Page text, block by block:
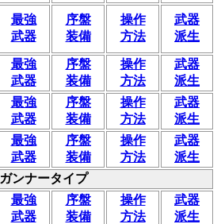
最強
武器
序盤
装備
操作
方法
武器
派生
最強
武器
序盤
装備
操作
方法
武器
派生
最強
武器
序盤
装備
操作
方法
武器
派生
最強
武器
序盤
装備
操作
方法
武器
派生
ガンナータイプ
最強
武器
序盤
装備
操作
方法
武器
派生